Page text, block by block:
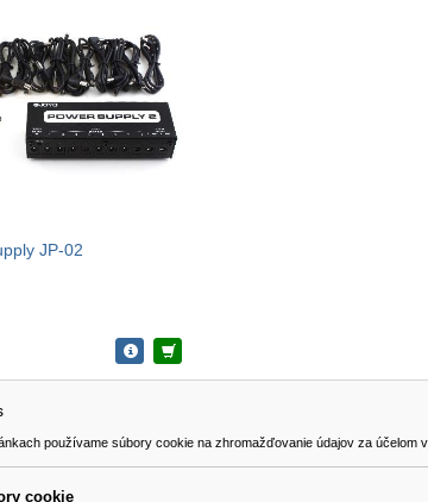
používame súbory cookie na zhromažďovanie údajov za účelom
cookie
JP-02